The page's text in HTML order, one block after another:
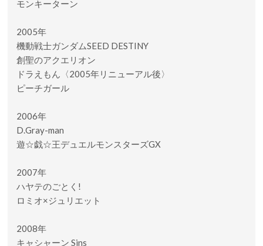
モンキーターン
2005年
機動戦士ガンダムSEED DESTINY
創聖のアクエリオン
ドラえもん〈2005年リニューアル後〉
ピーチガール
2006年
D.Gray-man
遊☆戯☆王デュエルモンスターズGX
2007年
ハヤテのごとく!
ロミオ×ジュリエット
2008年
キャシャーン Sins